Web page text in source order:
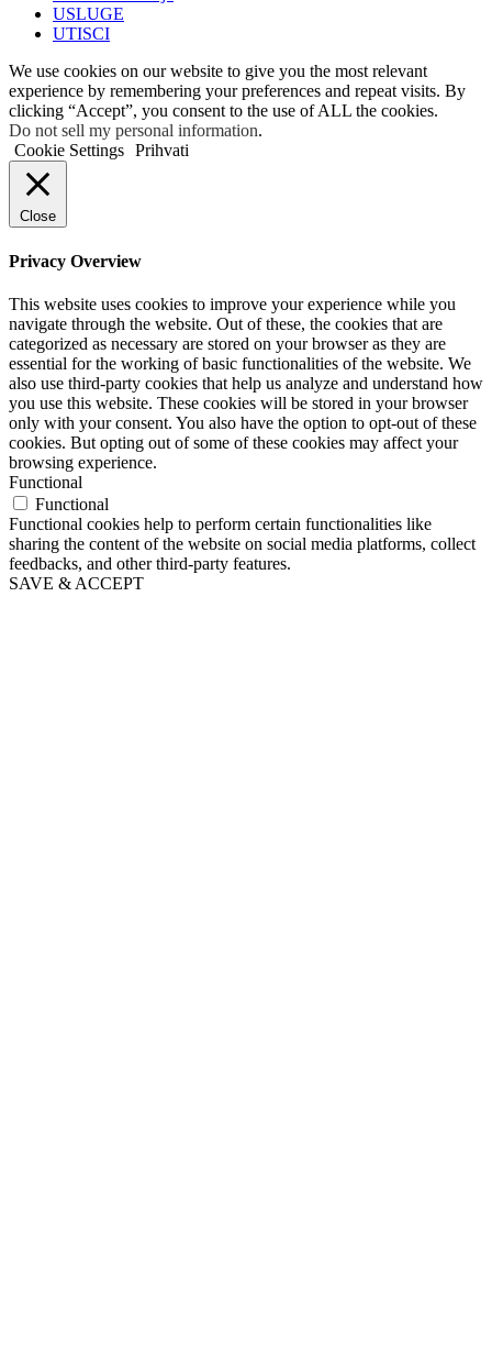
USLUGE
UTISCI
We use cookies on our website to give you the most relevant
experience by remembering your preferences and repeat visits. By
clicking “Accept”, you consent to the use of ALL the cookies.
Do not sell my personal information.
Cookie Settings Prihvati
Close
Privacy Overview
This website uses cookies to improve your experience while you
navigate through the website. Out of these, the cookies that are
categorized as necessary are stored on your browser as they are
essential for the working of basic functionalities of the website. We
also use third-party cookies that help us analyze and understand how
you use this website. These cookies will be stored in your browser
only with your consent. You also have the option to opt-out of these
cookies. But opting out of some of these cookies may affect your
browsing experience.
Functional
Functional
Functional cookies help to perform certain functionalities like
sharing the content of the website on social media platforms, collect
feedbacks, and other third-party features.
SAVE & ACCEPT